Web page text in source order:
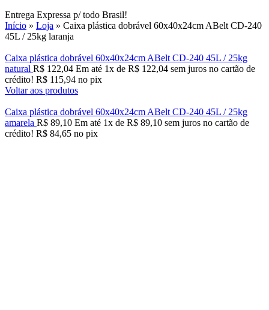
Entrega Expressa p/ todo Brasil!
Início » Loja » Caixa plástica dobrável 60x40x24cm ABelt CD-240
45L / 25kg laranja
Caixa plástica dobrável 60x40x24cm ABelt CD-240 45L / 25kg
natural R$ 122,04 Em até 1x de R$ 122,04 sem juros no cartão de
crédito! R$ 115,94 no pix
Voltar aos produtos
Caixa plástica dobrável 60x40x24cm ABelt CD-240 45L / 25kg
amarela R$ 89,10 Em até 1x de R$ 89,10 sem juros no cartão de
crédito! R$ 84,65 no pix